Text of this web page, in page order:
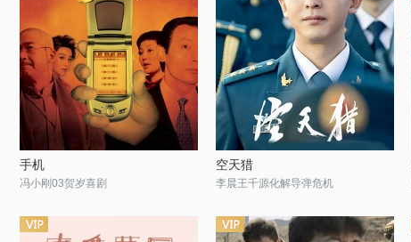
手机
冯小刚03贺岁喜剧
空天猎
李晨王千源化解导弹危机